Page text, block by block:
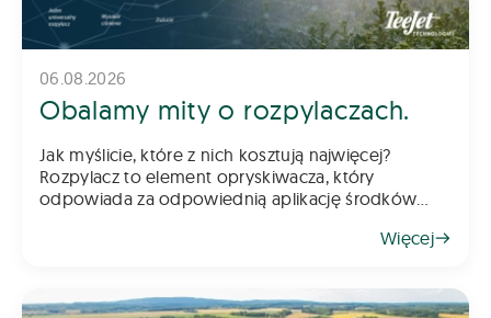
06.08.2026
Obalamy mity o rozpylaczach.
Jak myślicie, które z nich kosztują najwięcej?
Rozpylacz to element opryskiwacza, który
odpowiada za odpowiednią aplikację środków
Więcej